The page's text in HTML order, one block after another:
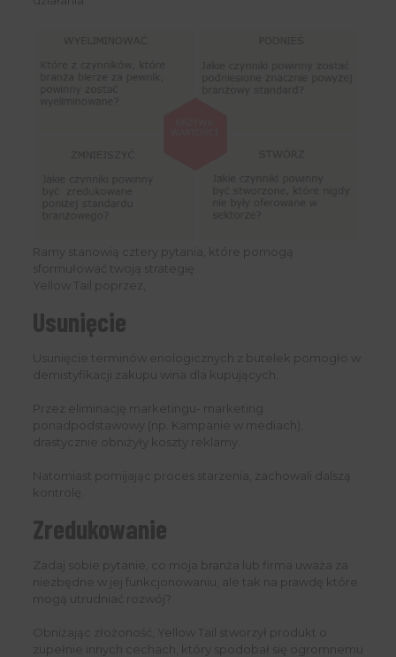
Ramy stanowią cztery pytania, które pomogą
sformułować twoją strategię.
Yellow Tail poprzez,
Usunięcie
Usunięcie terminów enologicznych z butelek pomogło w
demistyfikacji zakupu wina dla kupujących.
Przez eliminację marketingu- marketing
ponadpodstawowy (np. Kampanie w mediach),
drastycznie obniżyły koszty reklamy.
Natomiast pomijając proces starzenia, zachowali dalszą
kontrolę.
Zredukowanie
Zadaj sobie pytanie, co moja branża lub firma uważa za
niezbędne w jej funkcjonowaniu, ale tak na prawdę które
mogą utrudniać rozwój?
Obniżając złożoność, Yellow Tail stworzył produkt o
zupełnie innych cechach, który spodobał się ogromnemu